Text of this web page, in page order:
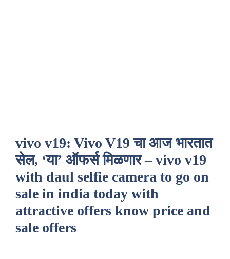
vivo v19: Vivo V19 चा आज भारतात
सेल, ‘या’ ऑफर्स मिळणार – vivo v19
with daul selfie camera to go on
sale in india today with
attractive offers know price and
sale offers